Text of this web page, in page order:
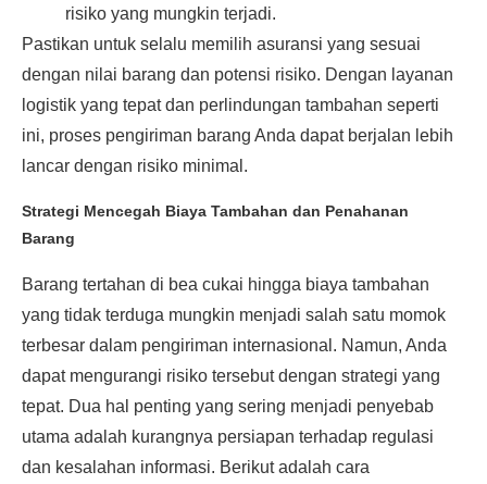
risiko yang mungkin terjadi.
Pastikan untuk selalu memilih asuransi yang sesuai
dengan nilai barang dan potensi risiko. Dengan layanan
logistik yang tepat dan perlindungan tambahan seperti
ini, proses pengiriman barang Anda dapat berjalan lebih
lancar dengan risiko minimal.
Strategi Mencegah Biaya Tambahan dan Penahanan
Barang
Barang tertahan di bea cukai hingga biaya tambahan
yang tidak terduga mungkin menjadi salah satu momok
terbesar dalam pengiriman internasional. Namun, Anda
dapat mengurangi risiko tersebut dengan strategi yang
tepat. Dua hal penting yang sering menjadi penyebab
utama adalah kurangnya persiapan terhadap regulasi
dan kesalahan informasi. Berikut adalah cara